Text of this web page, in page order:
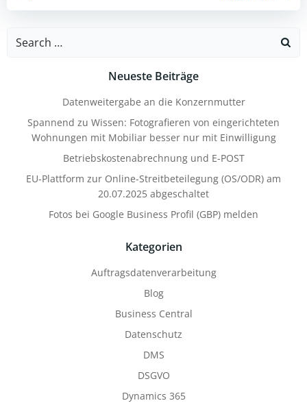
Search
Neueste Beiträge
Datenweitergabe an die Konzernmutter
Spannend zu Wissen: Fotografieren von eingerichteten
Wohnungen mit Mobiliar besser nur mit Einwilligung
Betriebskostenabrechnung und E-POST
EU-Plattform zur Online-Streitbeteilegung (OS/ODR) am
20.07.2025 abgeschaltet
Fotos bei Google Business Profil (GBP) melden
Kategorien
Auftragsdatenverarbeitung
Blog
Business Central
Datenschutz
DMS
DSGVO
Dynamics 365